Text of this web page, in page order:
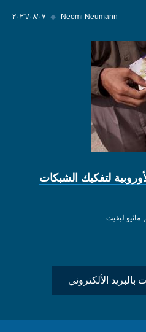
٠٧‏/٠٨‏/٢٠٢٦ ◆ Neomi Neumann
لتفكيك الشبكات
ماثيو ليفيت
الألكتروني